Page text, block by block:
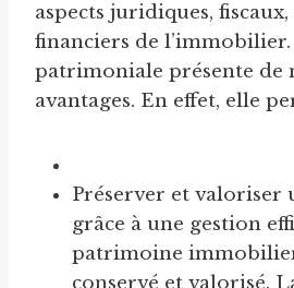
aspects juridiques,
financiers de
patrimoniale présente de
avantages. En effet, elle
Préserver et valoriser
grâce à une gestion
patrimoine
conservé et valorisé.